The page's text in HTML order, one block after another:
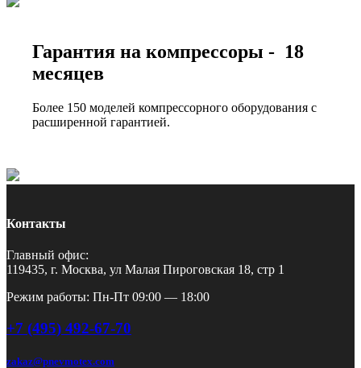
Гарантия на компрессоры - 18
месяцев
Более 150 моделей компрессорного оборудования с
расширенной гарантией.
Контакты
Главный офис:
119435, г. Москва, ул Малая Пироговская 18, стр 1
Режим работы: Пн-Пт 09:00 — 18:00
+7 (495) 492-67-70
zakaz@pnevmotex.com